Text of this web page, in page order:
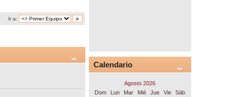
Ir a:
Calendario
Agosto 2026
Dom
Lun Mar Mié Jue Vie
Sáb